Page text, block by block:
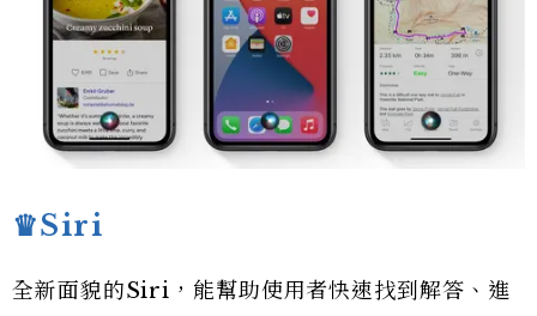
♛Siri
全新面貌的Siri，能幫助使用者快速找到解答、進